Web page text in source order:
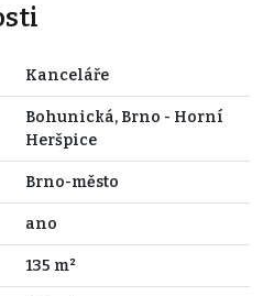
Kanceláře
Bohunická, Brno - Horní
Heršpice
Brno-město
ano
135 m²